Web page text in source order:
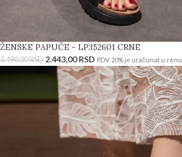
ŽENSKE PAPUČE - LP352601 CRNE
3.490,00RSD 2.443,00RSD PDV 20% je uračunat u cenu